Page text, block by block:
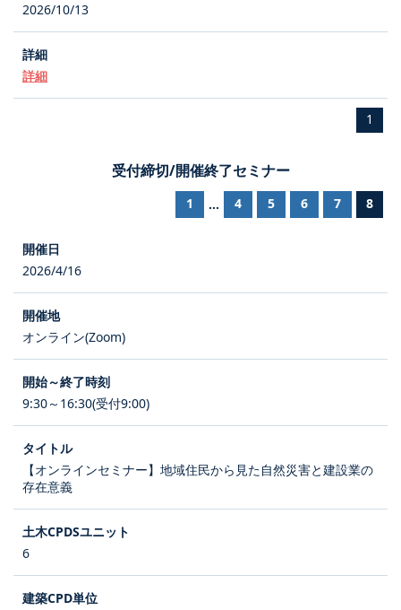
2026/10/13
詳細
1
受付締切/開催終了セミナー
1 ... 4 5 6 7 8
2026/4/16
オンライン(Zoom)
9:30～16:30(受付9:00)
【オンラインセミナー】地域住民から見た自然災害と建設業の
存在意義
6